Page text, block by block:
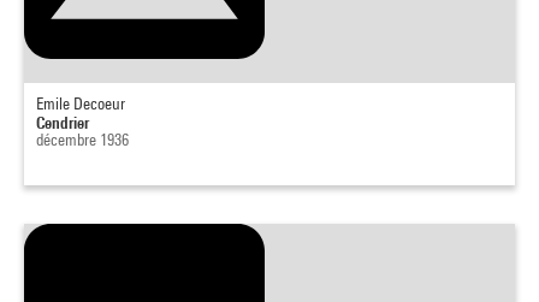
Emile Decoeur
Cendrier
décembre 1936